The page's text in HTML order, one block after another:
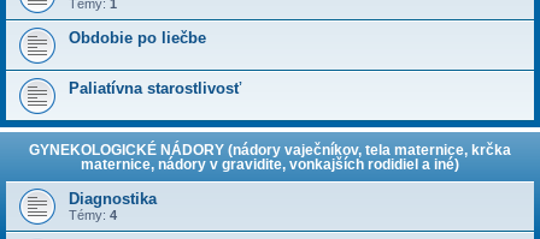
Témy: 1
Obdobie po liečbe
Paliatívna starostlivosť
GYNEKOLOGICKÉ NÁDORY (nádory vaječníkov, tela maternice, krčka
maternice, nádory v gravidite, vonkajších rodidiel a iné)
Diagnostika
Témy: 4